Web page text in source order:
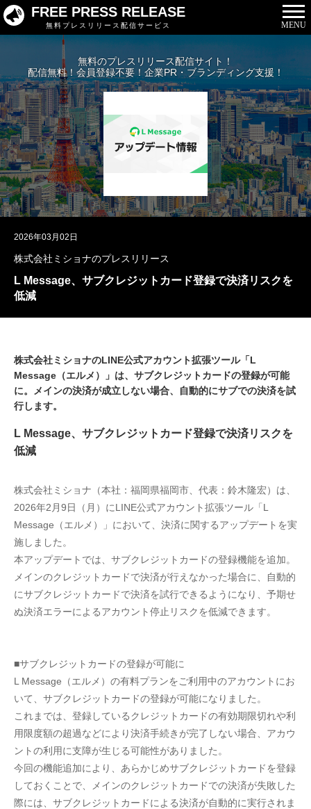
FREE PRESS RELEASE
無料プレスリリース配信サービス MENU
無料のプレスリリース配信サイト！
配信無料！会員登録不要！企業PR・ブランディング支援！
2026年03月02日
株式会社ミショナのプレスリリース
L Message、サブクレジットカード登録で決済リスクを
低減
株式会社ミショナのLINE公式アカウント拡張ツール「L
Message（エルメ）」は、サブクレジットカードの登録が可能
に。メインの決済が成立しない場合、自動的にサブでの決済を試
行します。
L Message、サブクレジットカード登録で決済リスクを
低減
株式会社ミショナ（本社：福岡県福岡市、代表：鈴木隆宏）は、
2026年2月9日（月）にLINE公式アカウント拡張ツール「L
Message（エルメ）」において、決済に関するアップデートを実
施しました。
本アップデートでは、サブクレジットカードの登録機能を追加。
メインのクレジットカードで決済が行えなかった場合に、自動的
にサブクレジットカードで決済を試行できるようになり、予期せ
ぬ決済エラーによるアカウント停止リスクを低減できます。
■サブクレジットカードの登録が可能に
L Message（エルメ）の有料プランをご利用中のアカウントにお
いて、サブクレジットカードの登録が可能になりました。
これまでは、登録しているクレジットカードの有効期限切れや利
用限度額の超過などにより決済手続きが完了しない場合、アカウ
ントの利用に支障が生じる可能性がありました。
今回の機能追加により、あらかじめサブクレジットカードを登録
しておくことで、メインのクレジットカードでの決済が失敗した
際には、サブクレジットカードによる決済が自動的に実行されま